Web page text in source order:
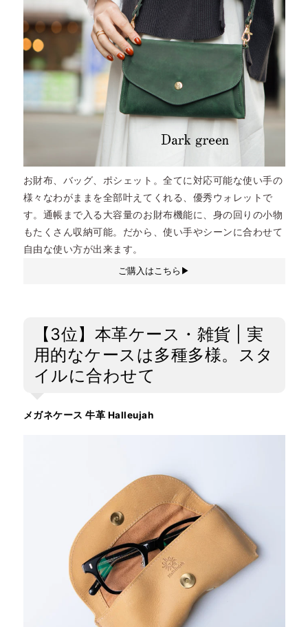
お財布、バッグ、ポシェット。全てに対応可能な使い手の
様々なわがままを全部叶えてくれる、優秀ウォレットで
す。通帳まで入る大容量のお財布機能に、身の回りの小物
もたくさん収納可能。だから、使い手やシーンに合わせて
自由な使い方が出来ます。
ご購入はこちら▶︎
【3位】本革ケース・雑貨 | 実
用的なケースは多種多様。スタ
イルに合わせて
メガネケース 牛革 Halleujah